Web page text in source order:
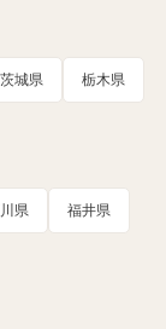
茨城県 栃木県
県 福井県